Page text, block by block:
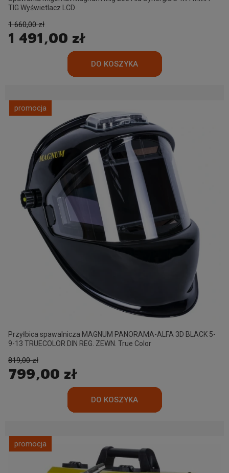
TIG Wyświetlacz LCD
1 491,00 zł
1 660,00 zł
Przyłbica spawalnicza MAGNUM PANORAMA-ALFA 3D BLACK 5-
9-13 TRUECOLOR DIN REG. ZEWN. True Color
799,00 zł
819,00 zł
promocja
promocja